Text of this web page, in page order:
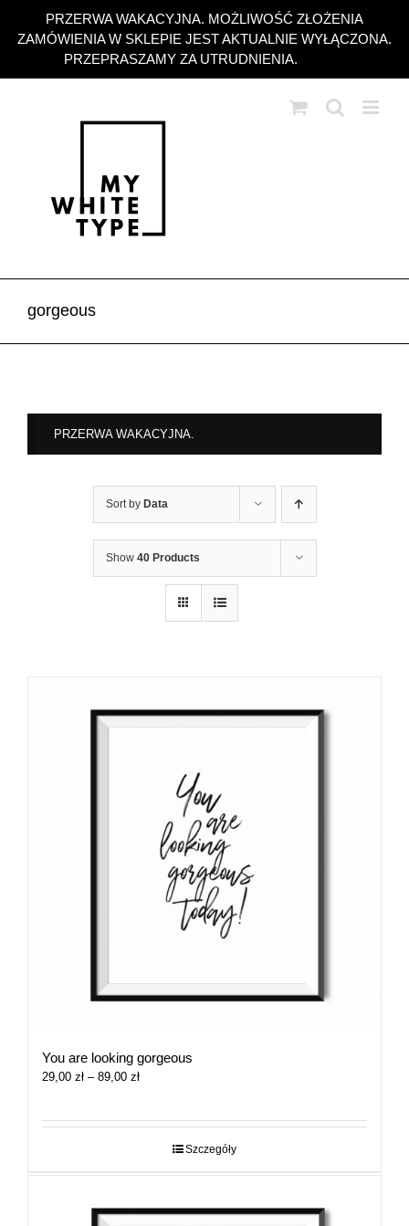
PRZERWA WAKACYJNA. MOŻLIWOŚĆ ZŁOŻENIA
ZAMÓWIENIA W SKLEPIE JEST AKTUALNIE WYŁĄCZONA.
PRZEPRASZAMY ZA UTRUDNIENIA.
zawartości
gorgeous
PRZERWA WAKACYJNA.
Sort by Data
Show 40 Products
You are looking gorgeous
29,00 zł – 89,00 złZakres
29,00 zł
Szczegóły